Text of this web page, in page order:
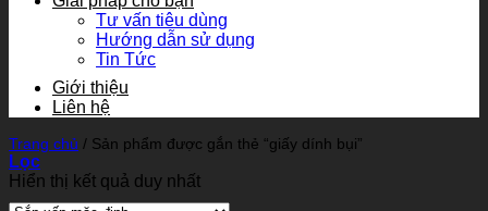
Tư vấn tiêu dùng
Hướng dẫn sử dụng
Tin Tức
Giới thiệu
Liên hệ
Trang chủ / Sản phẩm được gắn thẻ “giấy dính bụi”
Lọc
Hiển thị kết quả duy nhất